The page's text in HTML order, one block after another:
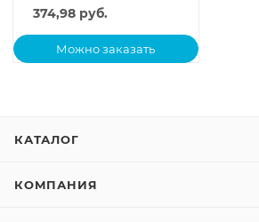
374,98 руб.
Можно заказать
КАТАЛОГ
КОМПАНИЯ